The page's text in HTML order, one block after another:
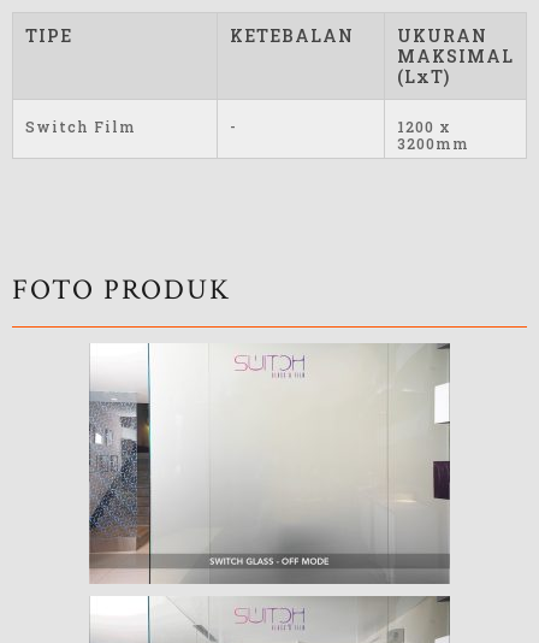
TIPE KETEBALAN
UKURAN
MAKSIMAL
(LxT)
Switch Film -
1200 x
3200mm
FOTO PRODUK